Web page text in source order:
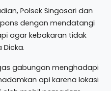
Polsek Singosari dan
dengan mendatangi
agar kebakaran tidak
Dicka.
gabungan menghadapi
api karena lokasi